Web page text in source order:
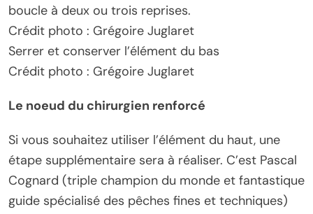
boucle à deux ou trois reprises.
Crédit photo : Grégoire Juglaret
Serrer et conserver l’élément du bas
Crédit photo : Grégoire Juglaret
Le noeud du chirurgien renforcé
Si vous souhaitez utiliser l’élément du haut, une
étape supplémentaire sera à réaliser. C’est Pascal
Cognard (triple champion du monde et fantastique
guide spécialisé des pêches fines et techniques)